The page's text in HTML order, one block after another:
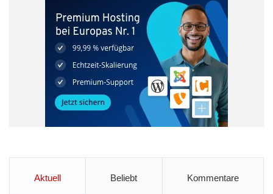
Aktuell Beliebt Kommentare